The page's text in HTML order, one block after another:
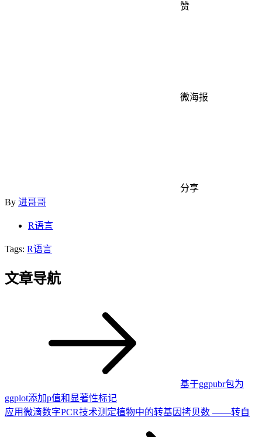
赞
微海报
分享
By 进哥哥
R语言
Tags: R语言
文章导航
基于ggpubr包为
ggplot添加p值和显著性标记
应用微滴数字PCR技术测定植物中的转基因拷贝数 ——转自